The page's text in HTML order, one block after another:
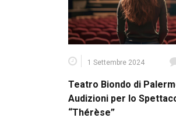
1 Settembre 2024
Teatro Biondo di
Audizioni per lo
“Thérèse”